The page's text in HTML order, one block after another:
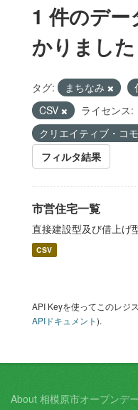
1 件のデ
かりました
タグ: まちなみ
CSV
ライセンス:
クリエイティブ・コ
フィルタ結果
市営住宅一覧
直接建設型及び借上げ
CSV
API Keyを使ってこのレジ
APIドキュメント).
About 相模原市オープンデ